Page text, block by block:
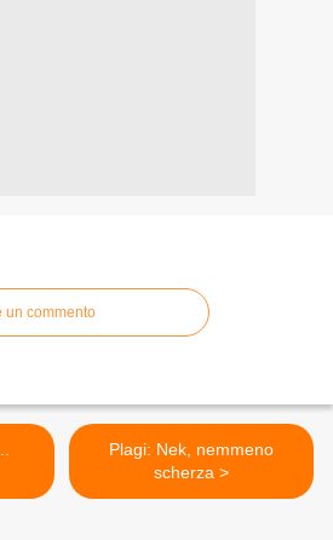
un commento
Plagi: Nek, nemmeno
scherza >